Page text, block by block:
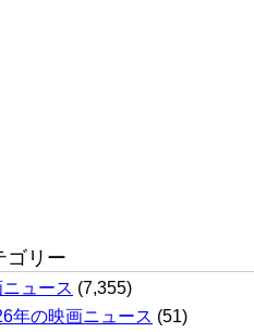
ゴリー
ュース (7,355)
年の映画ニュース (51)